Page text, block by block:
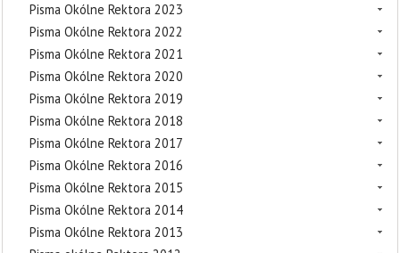
Pisma Okólne Rektora 2023
Pisma Okólne Rektora 2022
Pisma Okólne Rektora 2021
Pisma Okólne Rektora 2020
Pisma Okólne Rektora 2019
Pisma Okólne Rektora 2018
Pisma Okólne Rektora 2017
Pisma Okólne Rektora 2016
Pisma Okólne Rektora 2015
Pisma Okólne Rektora 2014
Pisma Okólne Rektora 2013